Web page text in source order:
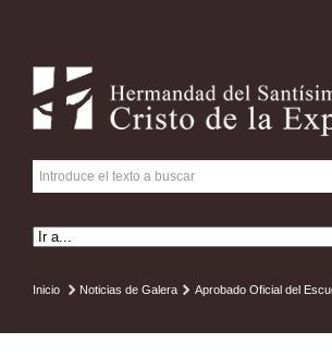
Inicio Noticias de Galera Aprobado Oficial del